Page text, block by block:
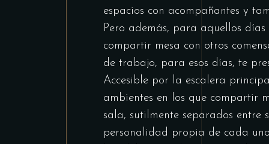
espacios con acompañantes y
Pero además, para aquellos
compartir mesa con otros
de trabajo, para esos días, te
Accesible por la escalera
ambientes en los que compartir
sala, sutilmente separados
personalidad propia de cada